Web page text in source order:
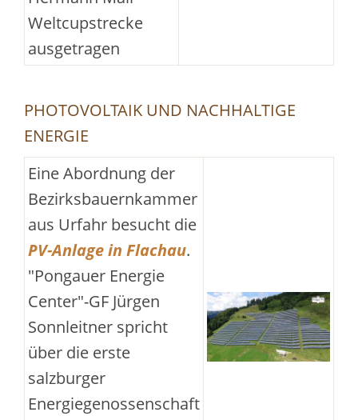
Weltcupstrecke
ausgetragen
PHOTOVOLTAIK UND NACHHALTIGE
ENERGIE
Eine Abordnung der
Bezirksbauernkammer
aus Urfahr besucht die
PV-Anlage in Flachau.
"Pongauer Energie
Center"-GF Jürgen
Sonnleitner spricht
über die erste
salzburger
Energiegenossenschaft